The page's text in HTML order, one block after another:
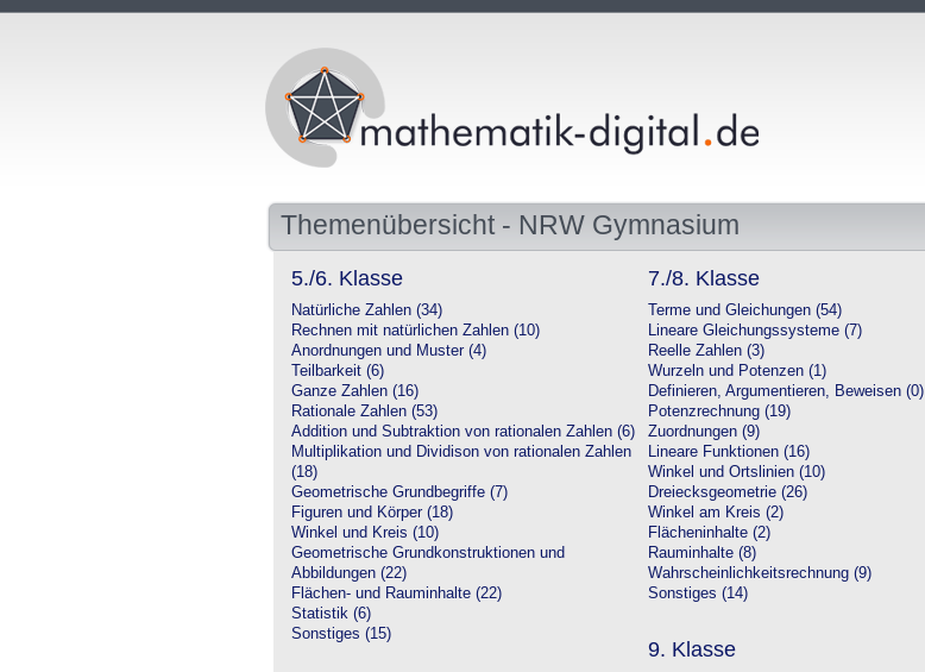
Themenübersicht - NRW Gymnasium
5./6. Klasse
Natürliche Zahlen (34)
Rechnen mit natürlichen Zahlen (10)
Anordnungen und Muster (4)
Teilbarkeit (6)
Ganze Zahlen (16)
Rationale Zahlen (53)
Addition und Subtraktion von rationalen Zahlen (6)
Multiplikation und Dividison von rationalen Zahlen
(18)
Geometrische Grundbegriffe (7)
Figuren und Körper (18)
Winkel und Kreis (10)
Geometrische Grundkonstruktionen und
Abbildungen (22)
Flächen- und Rauminhalte (22)
Statistik (6)
Sonstiges (15)
7./8. Klasse
Terme und Gleichungen (54)
Lineare Gleichungssysteme (7)
Reelle Zahlen (3)
Wurzeln und Potenzen (1)
Definieren, Argumentieren, Beweisen (0)
Potenzrechnung (19)
Zuordnungen (9)
Lineare Funktionen (16)
Winkel und Ortslinien (10)
Dreiecksgeometrie (26)
Winkel am Kreis (2)
Flächeninhalte (2)
Rauminhalte (8)
Wahrscheinlichkeitsrechnung (9)
Sonstiges (14)
9. Klasse